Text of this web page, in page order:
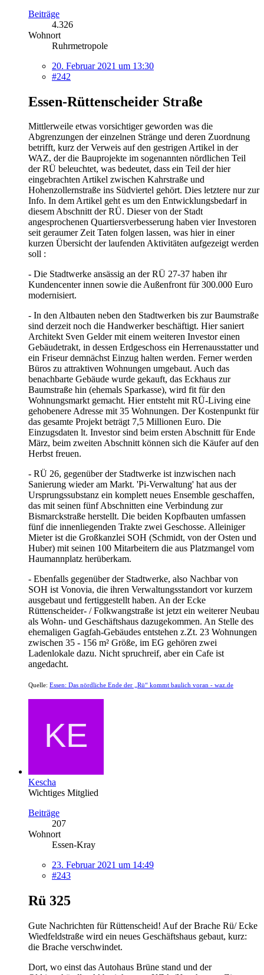
Beiträge
4.326
Wohnort
Ruhrmetropole
20. Februar 2021 um 13:30
#242
Essen-Rüttenscheider Straße
Mittlerweile etwas vorsichtiger geworden was die
Abgrenzungen der einzelnen Stränge und deren Zuordnung
betrifft, kurz der Verweis auf den gestrigen Artikel in der
WAZ, der die Bauprojekte im sogenannten nördlichen Teil
der RÜ beleuchtet, was bedeutet, dass ein Teil der hier
eingebrachten Artikel zwischen Kahrstraße und
Hohenzollernstraße ins Südviertel gehört. Dies letztere nur zur
Info. In dem Artikel geht es um den Entwicklungsbedarf in
diesem Abschnitt der RÜ. Dieser von der Stadt
angesprochenen Quartiersverbesserung haben vier Investoren
seit geraumer Zeit Taten folgen lassen, was hier in einer
kurzen Übersicht der laufenden Aktivitäten aufgezeigt werden
soll :
- Die Stadtwerke ansässig an der RÜ 27-37 haben ihr
Kundencenter innen sowie die Außenfront für 300.000 Euro
modernisiert.
- In den Altbauten neben den Stadtwerken bis zur Baumstraße
sind derzeit noch die Handwerker beschäftigt. Hier saniert
Architekt Sven Gelder mit einem weiteren Investor einen
Gebäudetrakt, in dessen Erdgeschoss ein Herrenausstatter und
ein Friseur demnächst Einzug halten werden. Ferner werden
Büros zu attraktiven Wohnungen umgebaut. Auch das
benachbarte Gebäude wurde gekauft, das Eckhaus zur
Baumstraße hin (ehemals Sparkasse), wird fit für den
Wohnungsmarkt gemacht. Hier entsteht mit RÜ-Living eine
gehobenere Adresse mit 35 Wohnungen. Der Kostenpunkt für
das gesamte Projekt beträgt 7,5 Millionen Euro. Die
Einzugsdaten lt. Investor sind beim ersten Abschnitt für Ende
März, beim zweiten Abschnitt können sich die Käufer auf den
Herbst freuen.
- RÜ 26, gegenüber der Stadtwerke ist inzwischen nach
Sanierung wieder am Markt. 'Pi-Verwaltung' hat aus der
Ursprungssubstanz ein komplett neues Ensemble geschaffen,
das mit seinen fünf Abschnitten eine Verbindung zur
Bismarckstraße herstellt. Die beiden Kopfbauten umfassen
fünf die innenliegenden Trakte zwei Geschosse. Alleiniger
Mieter ist die Großkanzlei SOH (Schmidt, von der Osten und
Huber) mit seinen 100 Mitarbeitern die aus Platzmangel vom
Haumannplatz herüberkam.
- Ebenfalls gegenüber der Stadtwerke, also Nachbar von
SOH ist Vonovia, die ihren Verwaltungsstandort vor kurzem
ausgebaut und fertiggestellt haben. An der Ecke
Rüttenscheider- / Folkwangstraße ist jetzt ein weiterer Neubau
als Wohn- und Geschäftshaus dazugekommen. An Stelle des
ehemaligen Gagfah-Gebäudes entstehen z.Zt. 23 Wohnungen
zwischen 35 - 156 m² Größe, im EG gehören zwei
Ladenlokale dazu. Nicht spruchreif, aber ein Cafe ist
angedacht.
Quelle: Essen: Das nördliche Ende der „Rü“ kommt baulich voran - waz.de
Kescha
Wichtiges Mitglied
Beiträge
207
Wohnort
Essen-Kray
23. Februar 2021 um 14:49
#243
Rü 325
Gute Nachrichten für Rüttenscheid! Auf der Brache Rü/ Ecke
Wiedfeldstraße wird ein neues Geschäftshaus gebaut, kurz:
die Brache verschwindet.
Dort, wo einst das Autohaus Brüne stand und der